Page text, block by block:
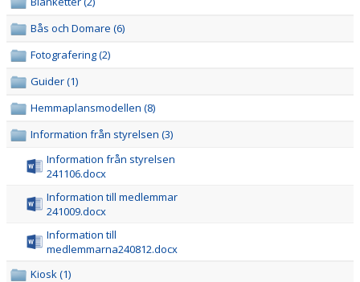
HOCKEYGYMNASIET
DOKUMENT
MINA SIDOR
Bås och Domare (6)
Fotografering (2)
Guider (1)
Hemmaplansmodellen (8)
Information från styrelsen (3)
Information från styrelsen
241106.docx
Information till medlemmar
241009.docx
Information till
medlemmarna240812.docx
Kiosk (1)